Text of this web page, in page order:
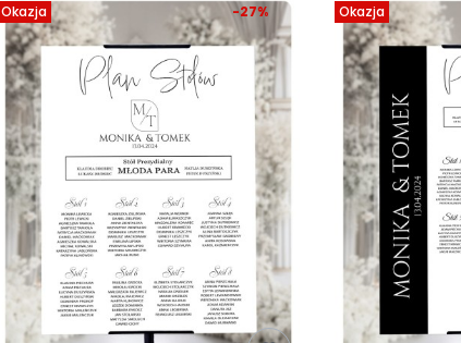
Okazja -27% Okazja